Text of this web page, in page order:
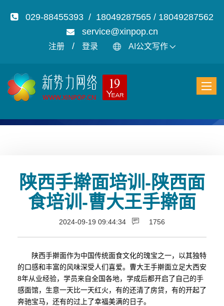
029-88455393 / 18049287565 / 18049287562
service@xinpop.cn
注册 / 登录 AI公文写作
陕西手擀面培训-陕西面
食培训-曹大王手擀面
2024-09-19 09:44:34 1756
陕西手擀面作为中国传统面食文化的瑰宝之一，以其独特
的口感和丰富的风味深受人们喜爱。曹大王手擀面立足大西安
8年从业经验，学员来自全国各地，学成后都开启了自己的手
感面馆，生意一天比一天红火，有的还清了房贷，有的开起了
奔驰宝马，还有的过上了幸福美满的日子。